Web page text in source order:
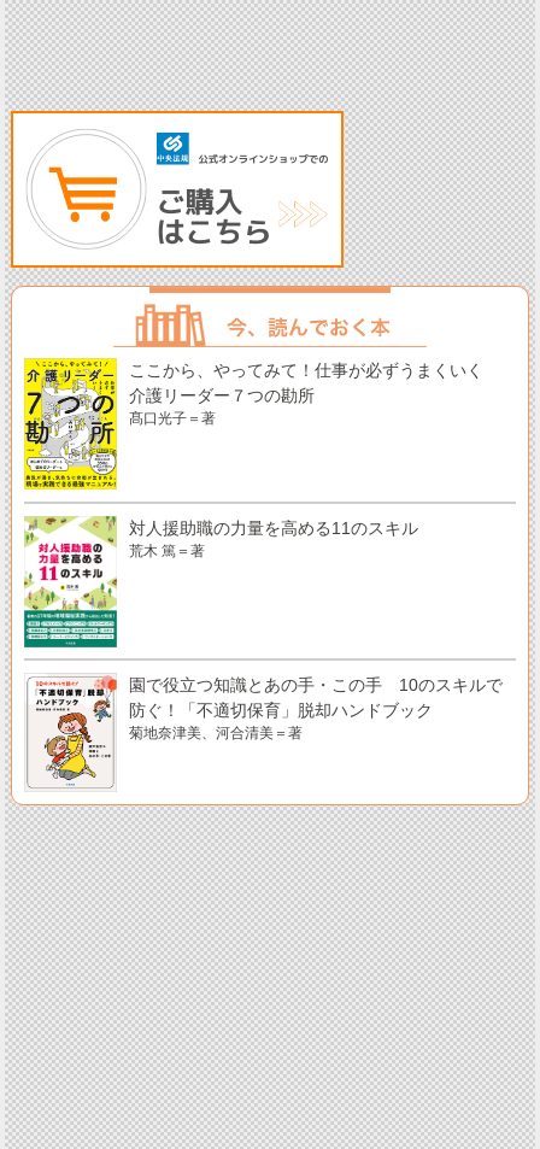
ここから、やってみて！仕事が必ずうまくいく
介護リーダー７つの勘所
髙口光子＝著
対人援助職の力量を高める11のスキル
荒木 篤＝著
園で役立つ知識とあの手・この手 10のスキルで
防ぐ！「不適切保育」脱却ハンドブック
菊地奈津美、河合清美＝著